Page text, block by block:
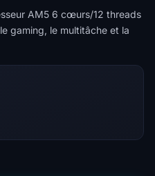
AM5 6 cœurs/12 threads
gaming, le multitâche et la